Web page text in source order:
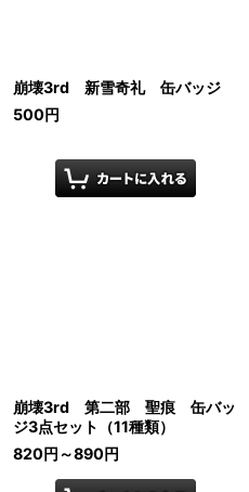
崩壊3rd 新雪奇礼 缶バッジ
500円
崩壊3rd 第二部 聖痕 缶バッ
ジ3点セット（11種類）
820円 ～890円